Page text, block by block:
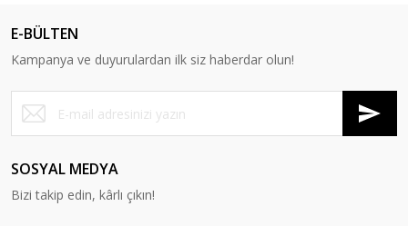
E-BÜLTEN
Kampanya ve duyurulardan ilk siz haberdar olun!
SOSYAL MEDYA
Bizi takip edin, kârlı çıkın!